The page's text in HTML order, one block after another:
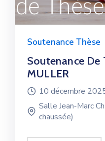
Soutenance Thèse
Soutenance De
MULLER
10 décembre
Salle Jean-Marc
chaussée)